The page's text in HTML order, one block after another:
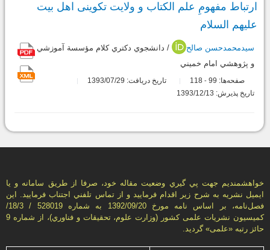
ارتباط مفهومِ علم الکتاب و ولایت تکوینی اهل بیت
علیهم السلام
سیدمحمدحسن صالح
/ دانشجوي دكتري كلام مؤسسة آموزشي
و پژوهشي امام خميني
صفحه‌ها: 99
-
تاریخ دریافت: 1393/07/29
تاریخ پذیرش: 1393/12/13
خواهشمنديم جهت پي گيري وضعيت مقاله خود، صرفا از طريق سامانه و يا
ايميل نشريه به شرح زير اقدام فرماييد و از تماس تلفني اجتناب فرماييد. اين
فصل‌نامه، بر اساس نامه مورخ 1392/09/20 به شماره 528019 / 18/3/
كميسيون نشريات علمی كشور (وزارت علوم، تحقيقات و فناوري)، از شماره 9
حائز رتبه «علمی» گرديد.